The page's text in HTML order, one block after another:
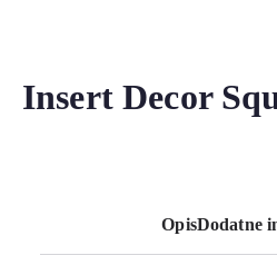
Insert Decor
OpisDodatne